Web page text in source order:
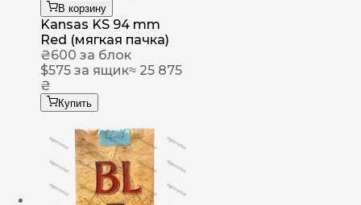
В корзину
Kansas KS 94 mm
Red (мягкая пачка)
₴600 за блок
$575 за ящик≈ 25 875
₴
Купить